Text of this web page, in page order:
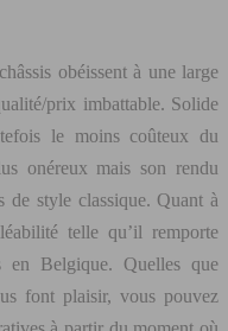
obéissent à une large
prix imbattable. Solide
le moins coûteux du
onéreux mais son rendu
de style classique. Quant à
telle qu’il remporte
en Belgique. Quelles que
font plaisir, vous pouvez